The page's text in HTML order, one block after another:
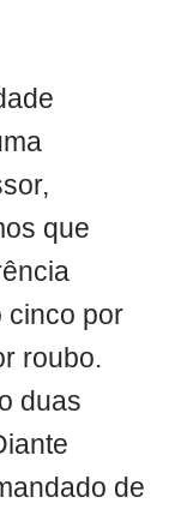
que
cinco por
roubo.
duas
de